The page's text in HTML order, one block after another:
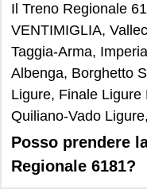
Il Treno Regionale
VENTIMIGLIA,
Taggia-Arma,
Albenga, Borghetto
Ligure, Finale
Quiliano-Vado
Posso prendere
Regionale 6181?